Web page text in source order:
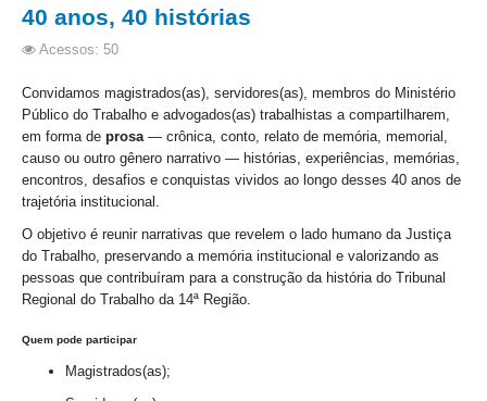
Calendário de Sessões da 2ª Turma - 2026
Calendário das Sessões da 3ª Turma 2026
Calendário das Sessões do Pleno e Especializadas 2026
Carta de Serviços ao Cidadão
Cartilhas
Cadastro de Peritos, Tradutores e Intérpretes
Calendários
Calendário Geral
Calendário de Eventos
Calendário de Eventos passados
Calendário das Sessões
40 anos, 40 histórias
Acessos: 50
Convidamos magistrados(as), servidores(as), membros do Ministério
Público do Trabalho e advogados(as) trabalhistas a compartilharem,
em forma de prosa— crônica, conto, relato de memória, memorial,
causo ou outro gênero narrativo — histórias, experiências, memórias,
encontros, desafios e conquistas vividos ao longo desses 40 anos de
trajetória institucional.
O objetivo é reunir narrativas que revelem o lado humano da Justiça
do Trabalho, preservando a memória institucional e valorizando as
pessoas que contribuíram para a construção da história do Tribunal
Regional do Trabalho da 14ª Região.
Quem pode participar
Magistrados(as);